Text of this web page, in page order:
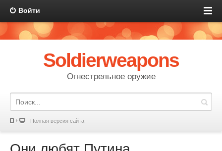
Войти
Soldierweapons
Огнестрельное оружие
Полная версия сайта